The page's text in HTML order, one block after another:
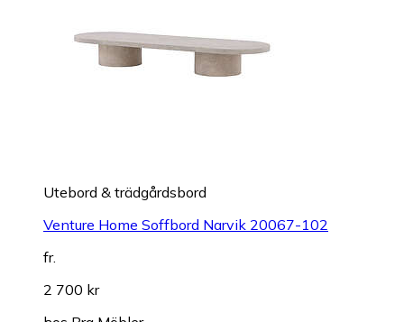
Utebord & trädgårdsbord
Venture Home Soffbord Narvik 20067-102
fr.
2 700 kr